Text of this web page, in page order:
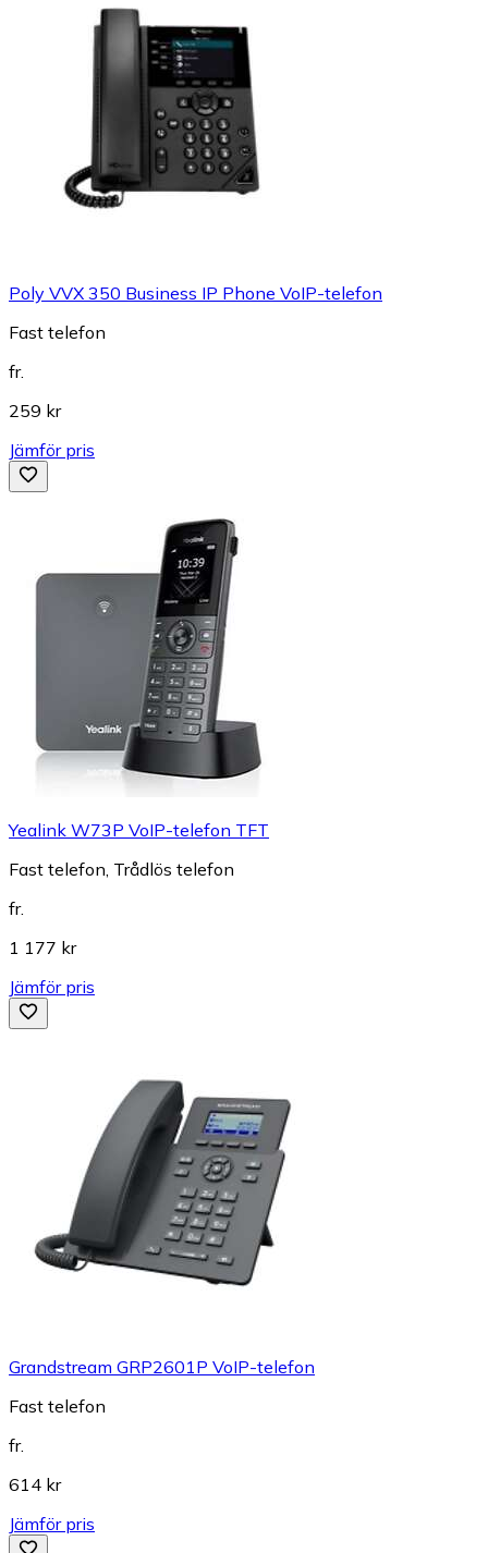
Poly VVX 350 Business IP Phone VoIP-telefon
Fast telefon
fr.
259 kr
Jämför pris
Yealink W73P VoIP-telefon TFT
Fast telefon, Trådlös telefon
fr.
1 177 kr
Jämför pris
Grandstream GRP2601P VoIP-telefon
Fast telefon
fr.
614 kr
Jämför pris